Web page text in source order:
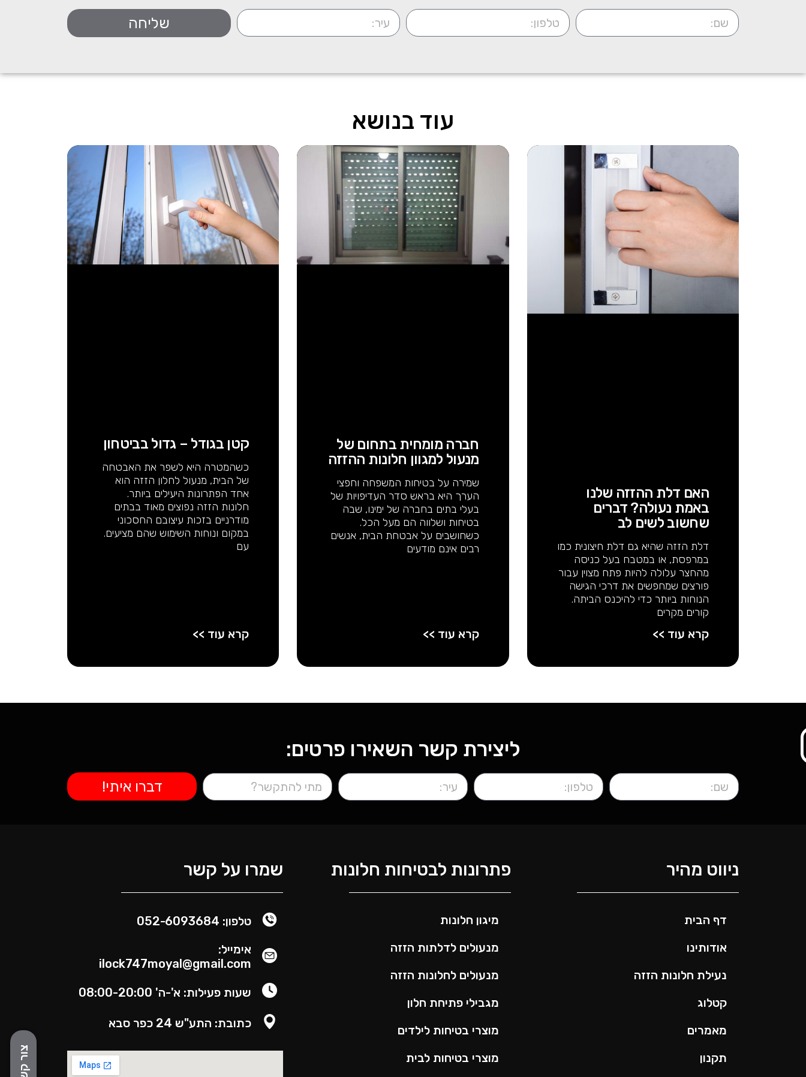
שליחה
עוד בנושא
האם דלת ההזזה שלנו
באמת נעולה? דברים
שחשוב לשים לב
דלת הזזה שהיא גם דלת חיצונית כמו
במרפסת, או במטבח בעל כניסה
מהחצר עלולה להיות פתח מצוין עבור
פורצים שמחפשים את דרכי הגישה
הנוחות ביותר כדי להיכנס הביתה.
קורים מקרים
קרא עוד >>
חברה מומחית בתחום של
מנעול למגוון חלונות ההזזה
שמירה על בטיחות המשפחה וחפצי
הערך היא בראש סדר העדיפויות של
בעלי בתים בחברה של ימינו, שבה
בטיחות ושלווה הם מעל הכל.
כשחושבים על אבטחת הבית, אנשים
רבים אינם מודעים
קרא עוד >>
קטן בגודל – גדול בביטחון
כשהמטרה היא לשפר את האבטחה
של הבית, מנעול לחלון הזזה הוא
אחד הפתרונות היעילים ביותר.
חלונות הזזה נפוצים מאוד בבתים
מודרניים בזכות עיצובם החסכוני
במקום ונוחות השימוש שהם מציעים.
עם
קרא עוד >>
צור קשר
ליצירת קשר השאירו פרטים:
דברו איתי!
ניווט מהיר
דף הבית
אודותינו
נעילת חלונות הזזה
קטלוג
מאמרים
תקנון
פתרונות לבטיחות חלונות
מיגון חלונות
מנעולים לדלתות הזזה
מנעולים לחלונות הזזה
מגבילי פתיחת חלון
מוצרי בטיחות לילדים
מוצרי בטיחות לבית
שמרו על קשר
טלפון: 052-6093684
אימייל:
ilock747moyal@gmail.com
שעות פעילות: א'-ה' 08:00-20:00
כתובת: התע"ש 24 כפר סבא